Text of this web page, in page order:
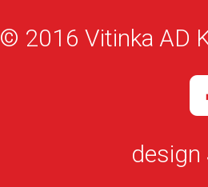
© 2016 Vitinka AD
design